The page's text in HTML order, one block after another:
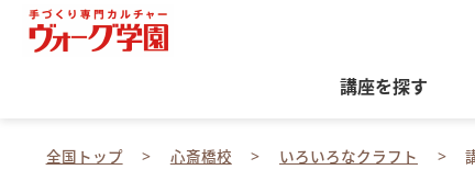
講座を探す
全国トップ 心斎橋校 いろいろなクラフト